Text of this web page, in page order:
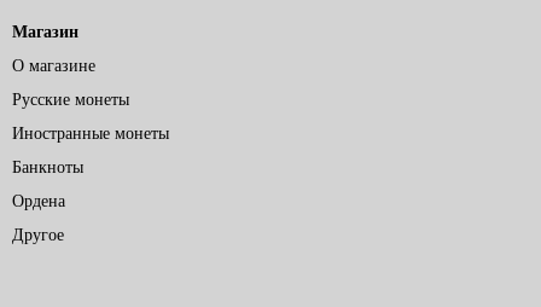
Магазин
О магазине
Русские монеты
Иностранные монеты
Банкноты
Ордена
Другое